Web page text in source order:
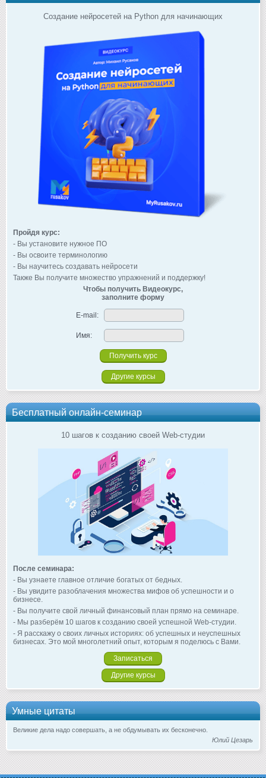
Создание нейросетей на Python для начинающих
Пройдя курс:
- Вы установите нужное ПО
- Вы освоите терминологию
- Вы научитесь создавать нейросети
Также Вы получите множество упражнений и поддержку!
Чтобы получить Видеокурс,
заполните форму
E-mail:
Имя:
Другие курсы
Бесплатный онлайн-семинар
10 шагов к созданию своей Web-студии
После семинара:
- Вы узнаете главное отличие богатых от бедных.
- Вы увидите разоблачения множества мифов об успешности и о
бизнесе.
- Вы получите свой личный финансовый план прямо на семинаре.
- Мы разберём 10 шагов к созданию своей успешной Web-студии.
- Я расскажу о своих личных историях: об успешных и неуспешных
бизнесах. Это мой многолетний опыт, которым я поделюсь с Вами.
Записаться
Другие курсы
Умные цитаты
Великие дела надо совершать, а не обдумывать их бесконечно.
Юлий Цезарь